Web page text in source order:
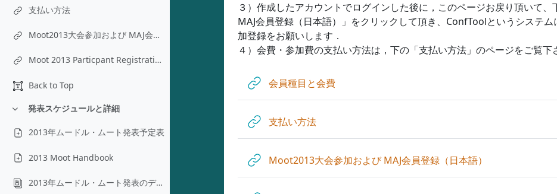
支払い方法
Moot2013大会参加および MAJ会員登録（日本語）
Moot 2013 Particpant Registration and MAJ Membership (ENGLISH)
Back to Top
折りたたむ
発表スケジュールと詳細
2013年ムードル・ムート発表予定表
2013 Moot Handbook
2013年ムードル・ムート発表のデータベース
３）作成したアカウントでログインした後に，このページお戻り頂いて
MAJ会員登録（日本語）」をクリックして頂き、ConfToolというシステ
加登録をお願いします．
４）会費・参加費の支払い方法は，下の「支払い方法」のページをご覧下
会員種目と会費URL
支払い方法URL
Moot2013大会参加および MAJ会員登録（日本語）